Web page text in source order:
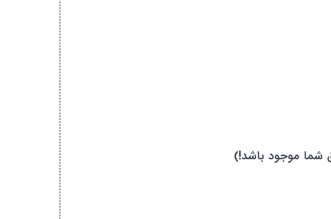
شما موجود باشد!)